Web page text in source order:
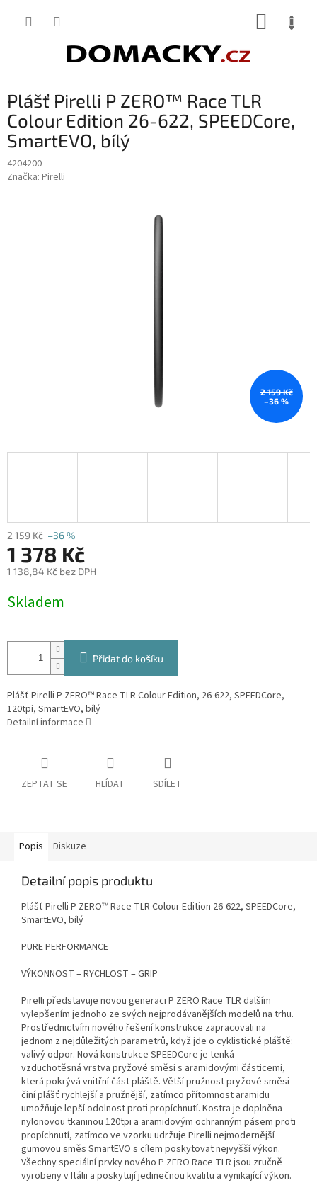
Plášť Pirelli P ZERO™ Race TLR
Colour Edition 26-622, SPEEDCore,
SmartEVO, bílý
4204200
Značka: Pirelli
2 159 Kč
–36 %
2 159 Kč –36 %
1 378 Kč
1 138,84 Kč bez DPH
cena:
Skladem
Přidat do košíku
Plášť Pirelli P ZERO™ Race TLR Colour Edition, 26-622, SPEEDCore,
120tpi, SmartEVO, bílý
Detailní informace
ZEPTAT SE HLÍDAT SDÍLET
Popis Diskuze
Detailní popis produktu
Plášť Pirelli P ZERO™ Race TLR Colour Edition 26-622, SPEEDCore,
SmartEVO, bílý
PURE PERFORMANCE
VÝKONNOST – RYCHLOST – GRIP
Pirelli představuje novou generaci P ZERO Race TLR dalším
vylepšením jednoho ze svých nejprodávanějších modelů na trhu.
Prostřednictvím nového řešení konstrukce zapracovali na
jednom z nejdůležitých parametrů, když jde o cyklistické pláště:
valivý odpor. Nová konstrukce SPEEDCore je tenká
vzduchotěsná vrstva pryžové směsi s aramidovými částicemi,
která pokrývá vnitřní část pláště. Větší pružnost pryžové směsi
činí plášť rychlejší a pružnější, zatímco přítomnost aramidu
umožňuje lepší odolnost proti propíchnutí. Kostra je doplněna
nylonovou tkaninou 120tpi a aramidovým ochranným pásem proti
propíchnutí, zatímco ve vzorku udržuje Pirelli nejmodernější
gumovou směs SmartEVO s cílem poskytovat nejvyšší výkon.
Všechny speciální prvky nového P ZERO Race TLR jsou zručně
vyrobeny v Itálii a poskytují jedinečnou kvalitu a vynikající výkon.